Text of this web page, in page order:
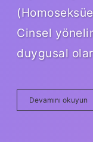
Cinsel
duygusal
Devamını okuyun